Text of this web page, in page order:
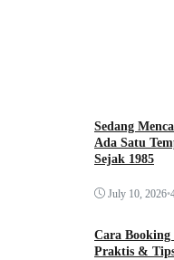
Sedang
Ada Satu
Sejak 1985
July 10, 2026•
Cara
Praktis &